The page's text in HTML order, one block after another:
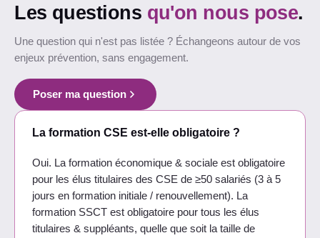
Les questions qu'on nous pose.
Une question qui n'est pas listée ? Échangeons autour de vos
enjeux prévention, sans engagement.
Poser ma question
La formation CSE est-elle obligatoire ?
Oui. La formation économique & sociale est obligatoire
pour les élus titulaires des CSE de ≥50 salariés (3 à 5
jours en formation initiale / renouvellement). La
formation SSCT est obligatoire pour tous les élus
titulaires & suppléants, quelle que soit la taille de